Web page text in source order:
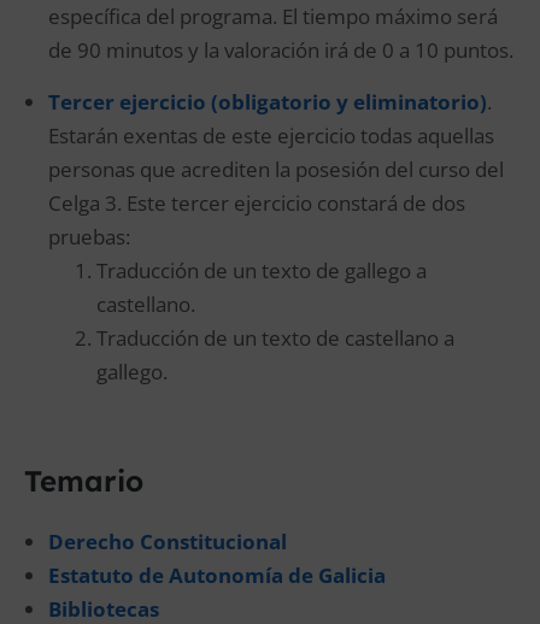
específica del programa. El tiempo máximo será
de 90 minutos y la valoración irá de 0 a 10 puntos.
Tercer ejercicio (obligatorio y eliminatorio).
Estarán exentas de este ejercicio todas aquellas
personas que acrediten la posesión del curso del
Celga 3. Este tercer ejercicio constará de dos
pruebas:
Traducción de un texto de gallego a
castellano.
Traducción de un texto de castellano a
gallego.
Temario
Derecho Constitucional
Estatuto de Autonomía de Galicia
Bibliotecas